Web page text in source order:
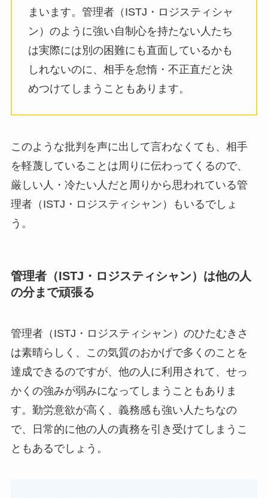
まいます。管理者（ISTJ・ロジスティシャ
ン）のように強い自制心を持たない人たち
は実際には別の困難にも直面しているかも
しれないのに、相手を怠惰・不正直だと決
めつけてしまうこともあります。
このような批判を声に出して言わなくても、相手
を軽蔑していることは周りに伝わってくるので、
厳しい人・冷たい人だと周りから思われている管
理者（ISTJ・ロジスティシャン）もいるでしょ
う。
管理者（ISTJ・ロジスティシャン）は他の人
の分まで頑張る
管理者（ISTJ・ロジスティシャン）のひたむきさ
は素晴らしく、この気質のおかげで多くのことを
達成できるのですが、他の人に利用されて、せっ
かくの強みが弱みになってしまうこともありま
す。勤労意欲が高く、義務感も強い人たちなの
で、日常的に他の人の責務を引き受けてしまうこ
ともあるでしょう。